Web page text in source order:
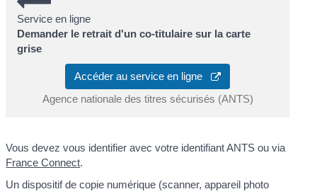
Service en ligne
Demander le retrait d'un co-titulaire sur la carte
grise
Accéder au service en ligne
Agence nationale des titres sécurisés (ANTS)
Vous devez vous identifier avec votre identifiant ANTS ou via
France Connect.
Un dispositif de copie numérique (scanner, appareil photo